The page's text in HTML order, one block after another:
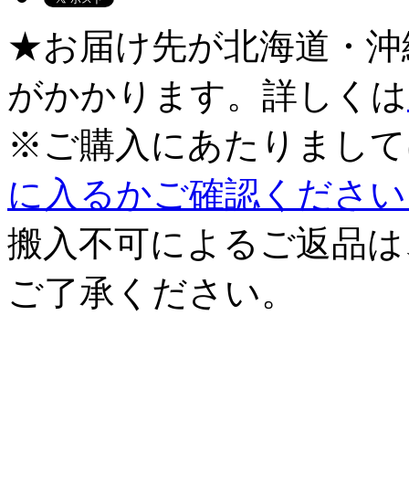
★お届け先が北海道・
がかかります。詳しくは
※ご購入にあたりまし
に入るかご確認くださ
搬入不可によるご返品
ご了承ください。